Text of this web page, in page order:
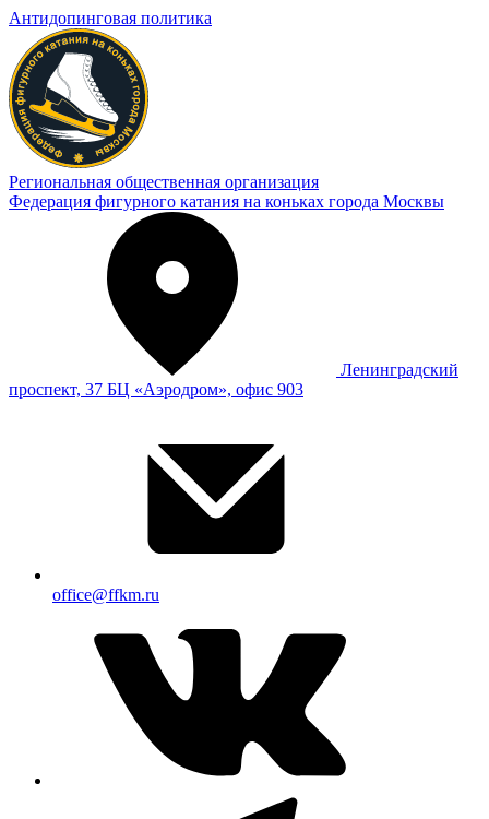
Антидопинговая политика
Региональная общественная организация
Федерация фигурного катания на коньках города Москвы
Ленинградский
проспект, 37 БЦ «Аэродром», офис 903
office@ffkm.ru